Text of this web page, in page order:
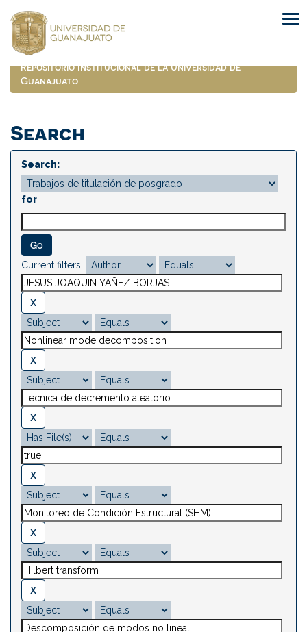
navigation
Repositorio Institucional de la Universidad de
Guanajuato
Search
Search:
for
Current filters: